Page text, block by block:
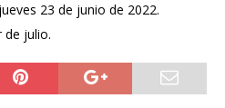
23 de junio de 2022.
de julio.